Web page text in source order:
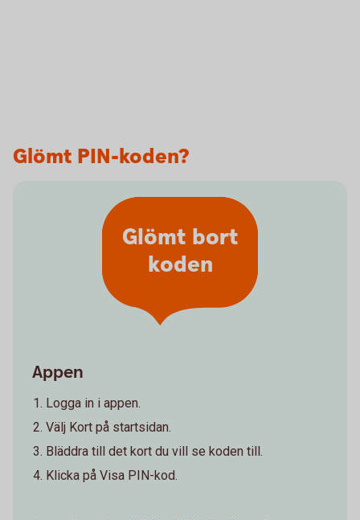
Glömt PIN-koden?
Glömt bort
koden
Appen
Logga in i appen.
Välj Kort på startsidan.
Bläddra till det kort du vill se koden till.
Klicka på Visa PIN-kod.